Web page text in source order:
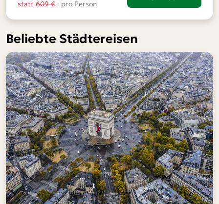
statt 609 € · pro Person
Beliebte Städtereisen